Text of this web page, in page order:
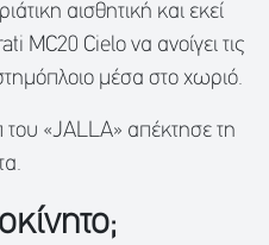
αισθητική και εκεί
MC20 Cielo να ανοίγει τις
μέσα στο χωριό.
του «JALLA» απέκτησε τη